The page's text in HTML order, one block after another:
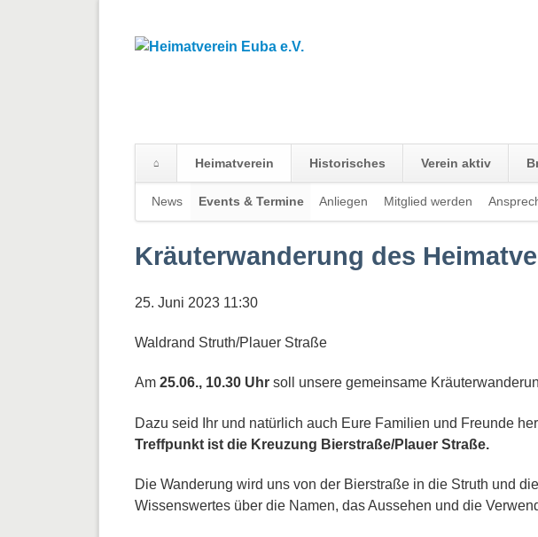
Heimatverein Historisches Verein aktiv
News Events & Termine Anliegen Mitglied werden
Kräuterwanderung des
25. Juni 2023 11:30
Waldrand Struth/Plauer Straße
Am 25.06., 10.30 Uhr soll unsere gemeinsame
Dazu seid Ihr und natürlich auch Eure Familien und Freunde
Treffpunkt ist die Kreuzung Bierstraße/Plauer Straße.
Die Wanderung wird uns von der Bierstraße in die Struth und
Wissenswertes über die Namen, das Aussehen und die